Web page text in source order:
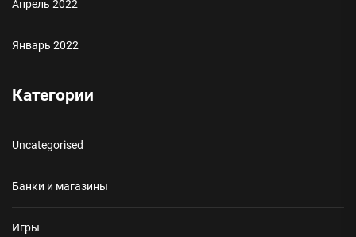
Апрель 2022
Январь 2022
Категории
Uncategorised
Банки и магазины
Игры